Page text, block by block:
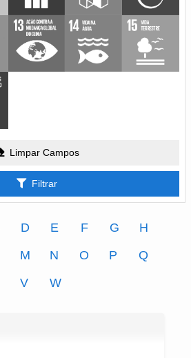
Limpar Campos
Filtrar
D E F G
H
M N O P
Q
V W